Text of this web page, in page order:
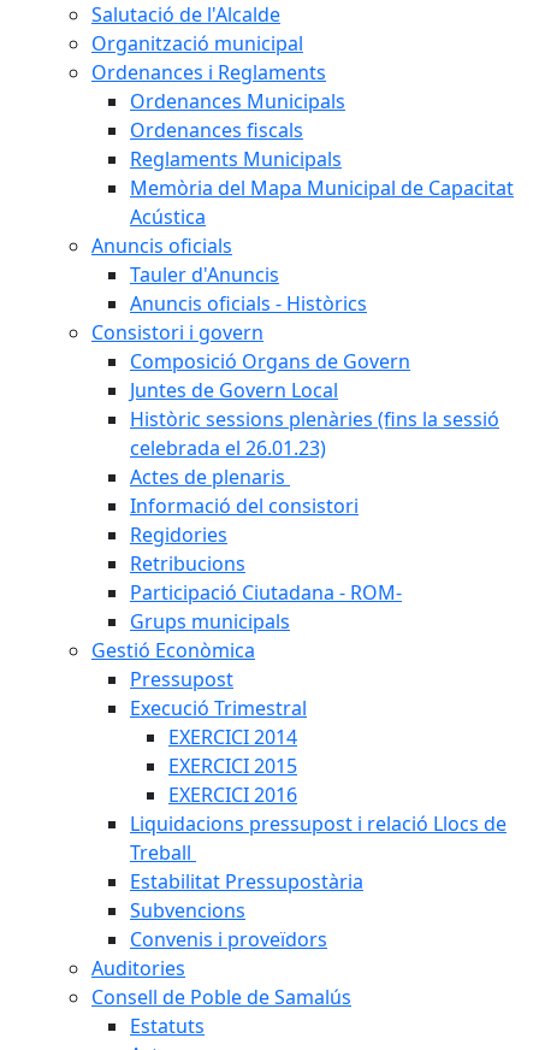
Salutació de l'Alcalde
Organització municipal
Ordenances i Reglaments
Ordenances Municipals
Ordenances fiscals
Reglaments Municipals
Memòria del Mapa Municipal de Capacitat
Acústica
Anuncis oficials
Tauler d'Anuncis
Anuncis oficials - Històrics
Consistori i govern
Composició Organs de Govern
Juntes de Govern Local
Històric sessions plenàries (fins la sessió
celebrada el 26.01.23)
Actes de plenaris
Informació del consistori
Regidories
Retribucions
Participació Ciutadana - ROM-
Grups municipals
Gestió Econòmica
Pressupost
Execució Trimestral
EXERCICI 2014
EXERCICI 2015
EXERCICI 2016
Liquidacions pressupost i relació Llocs de
Treball
Estabilitat Pressupostària
Subvencions
Convenis i proveïdors
Auditories
Consell de Poble de Samalús
Estatuts